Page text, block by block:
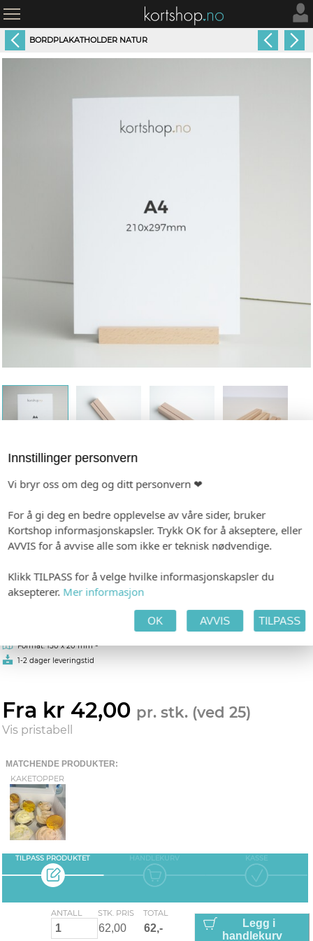
BORDPLAKATHOLDER NATUR
Bordplakatholder natur, 15 cm, 10003s
En allsidig holder i bøketre.
Passer godt til menyer, småplakater og mye, mye mer.
Optimal størrelse på plakat til denne holderen er A4-
format.
Slissen er 3 mm bred og 12 mm dyp.
Format: 150 x 20 mm-
1-2 dager leveringstid
Fra kr 42,00 pr. stk. (ved 25)
Vis pristabell
MATCHENDE PRODUKTER:
KAKETOPPER
TILPASS PRODUKTET HANDLEKURV KASSE
ANTALL STK. PRIS TOTAL
Legg i
handlekurv
Innstillinger personvern
Vi bryr oss om deg og ditt personvern ❤
For å gi deg en bedre opplevelse av våre sider, bruker
Kortshop informasjonskapsler. Trykk OK for å akseptere, eller
AVVIS for å avvise alle som ikke er teknisk nødvendige.
Klikk TILPASS for å velge hvilke informasjonskapsler du
aksepterer. Mer informasjon
OK AVVIS TILPASS